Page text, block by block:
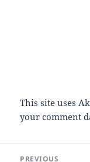
This site uses
your comment
PREVIOUS